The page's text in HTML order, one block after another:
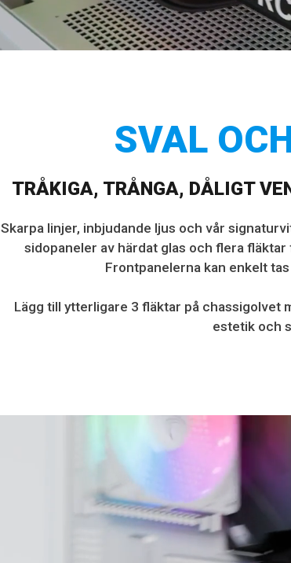
SVAL
TRÅKIGA, TRÅNGA, DÅLIGT
Skarpa linjer, inbjudande ljus och vår
sidopaneler av härdat glas och flera
Frontpanelerna kan enkelt
Lägg till ytterligare 3 fläktar på chassigolvet
estetik och